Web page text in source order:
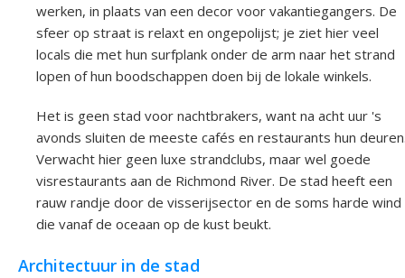
werken, in plaats van een decor voor vakantiegangers. De
sfeer op straat is relaxt en ongepolijst; je ziet hier veel
locals die met hun surfplank onder de arm naar het strand
lopen of hun boodschappen doen bij de lokale winkels.
Het is geen stad voor nachtbrakers, want na acht uur 's
avonds sluiten de meeste cafés en restaurants hun
Verwacht hier geen luxe strandclubs, maar wel goede
visrestaurants aan de Richmond River. De stad heeft een
rauw randje door de visserijsector en de soms harde wind
die vanaf de oceaan op de kust beukt.
Architectuur in de stad